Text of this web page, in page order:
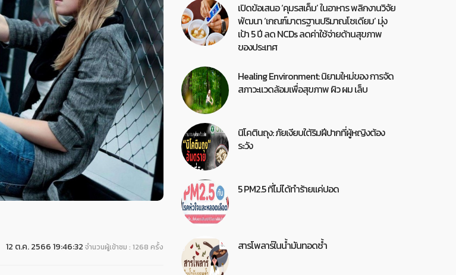
12 ต.ค. 2566 19:46:32 จำนวนผู้เข้าชม : 1268 ครั้ง
เปิดข้อเสนอ ‘คุมรสเค็ม’ ในอาหาร พลิกงานวิจัย
พัฒนา ‘เกณฑ์มาตรฐานปริมาณโซเดียม’ มุ่ง
เป้า 5 ปี ลด NCDs ลดค่าใช้จ่ายด้านสุขภาพ
ของประเทศ
Healing Environment: นิยามใหม่ของ การจัด
สภาวะแวดล้อมเพื่อสุขภาพ ผิว ผม เล็บ
นิโคตินถุง: ภัยเงียบใต้ริมฝีปากที่ผู้หญิงต้อง
ระวัง
5 PM2.5 ที่ไม่ได้ทำร้ายแค่ปอด
สารโพลาร์ในน้ำมันทอดซ้ำ